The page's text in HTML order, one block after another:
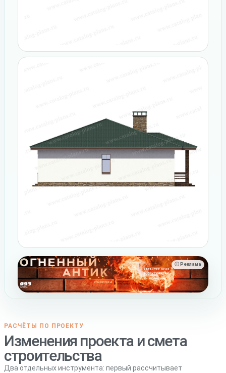
ⓘ Реклама
РАСЧЁТЫ ПО ПРОЕКТУ
Изменения проекта и смета
строительства
Два отдельных инструмента: первый рассчитывает